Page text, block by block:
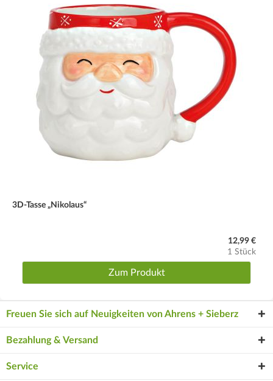
3D-Tasse „Nikolaus“
12,99 €
1 Stück
Zum Produkt
Freuen Sie sich auf Neuigkeiten von Ahrens + Sieberz
Bezahlung & Versand
Service